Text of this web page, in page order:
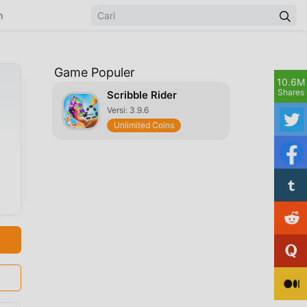
Game Populer
Scribble Rider
Versi: 3.9.6
Unlimited Coins
10.6M
Shares